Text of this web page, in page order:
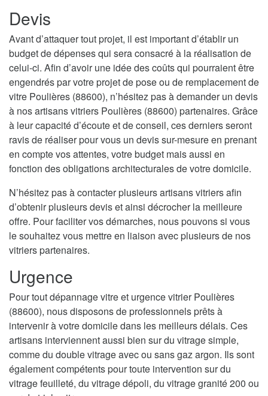
Devis
Avant d’attaquer tout projet, il est important d’établir un
budget de dépenses qui sera consacré à la réalisation de
celui-ci. Afin d’avoir une idée des coûts qui pourraient être
engendrés par votre projet de pose ou de remplacement de
vitre Poulières (88600), n’hésitez pas à demander un devis
à nos artisans vitriers Poulières (88600) partenaires. Grâce
à leur capacité d’écoute et de conseil, ces derniers seront
ravis de réaliser pour vous un devis sur-mesure en prenant
en compte vos attentes, votre budget mais aussi en
fonction des obligations architecturales de votre domicile.
N’hésitez pas à contacter plusieurs artisans vitriers afin
d’obtenir plusieurs devis et ainsi décrocher la meilleure
offre. Pour faciliter vos démarches, nous pouvons si vous
le souhaitez vous mettre en liaison avec plusieurs de nos
vitriers partenaires.
Urgence
Pour tout dépannage vitre et urgence vitrier Poulières
(88600), nous disposons de professionnels prêts à
intervenir à votre domicile dans les meilleurs délais. Ces
artisans interviennent aussi bien sur du vitrage simple,
comme du double vitrage avec ou sans gaz argon. Ils sont
également compétents pour toute intervention sur du
vitrage feuilleté, du vitrage dépoli, du vitrage granité 200 ou